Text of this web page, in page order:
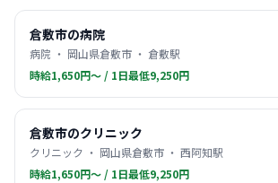
倉敷市の病院
病院 ・ 岡山県倉敷市 ・ 倉敷駅
時給1,650円〜 / 1日最低9,250円
倉敷市のクリニック
クリニック ・ 岡山県倉敷市 ・ 西阿知駅
時給1,650円〜 / 1日最低9,250円